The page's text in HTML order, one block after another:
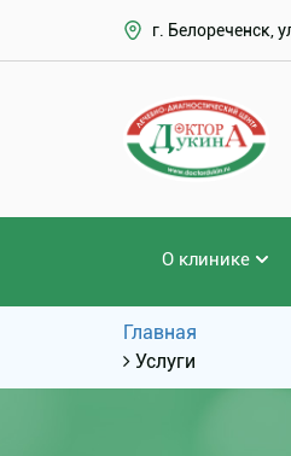
г. Белореченск,
О клинике
Главная
Услуги